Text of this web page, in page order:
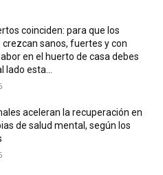
coinciden: para que los
sanos, fuertes y con
en el huerto de casa debes
lado esta...
aceleran la recuperación en
de salud mental, según los